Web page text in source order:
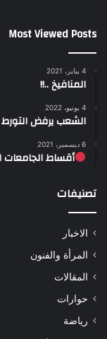
Most Viewed Posts
4 يناير، 2021
المنافيخ ..!!
4 يونيو، 2022
الشعب يرفض
6 ديسمبر، 2021
أقساط الجامعات
تصنيفات
الاخبار
المرأة والفنون
المقالات
حوارات
رياضة